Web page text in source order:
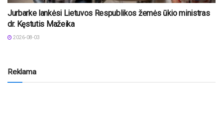
Jurbarke lankėsi Lietuvos Respublikos žemės ūkio ministras
dr. Kęstutis Mažeika
2026-08-03
Reklama